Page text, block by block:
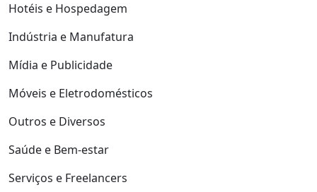
Hotéis e Hospedagem
Indústria e Manufatura
Mídia e Publicidade
Móveis e Eletrodomésticos
Outros e Diversos
Saúde e Bem-estar
Serviços e Freelancers